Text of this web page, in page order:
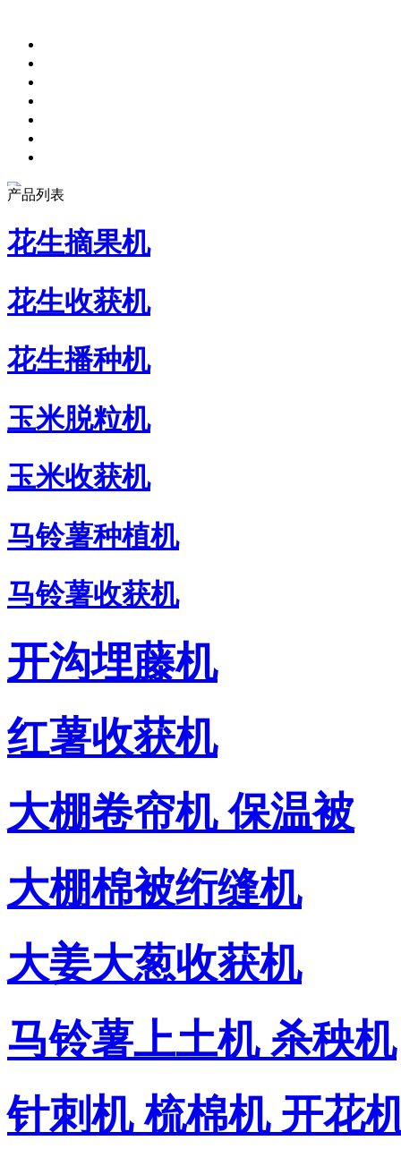
产品列表
花生摘果机
花生收获机
花生播种机
玉米脱粒机
玉米收获机
马铃薯种植机
马铃薯收获机
开沟埋藤机
红薯收获机
大棚卷帘机 保温被
大棚棉被绗缝机
大姜大葱收获机
马铃薯上土机 杀秧机
针刺机 梳棉机 开花